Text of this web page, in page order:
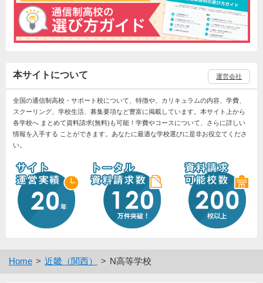
本サイトについて 運営会社
全国の通信制高校・サポート校について、特徴や、カリキュラムの内容、学費、
スクーリング、学校生活、募集要項など豊富に掲載しています。本サイト上から
各学校へ まとめて資料請求(無料)も可能！学費やコースについて、さらに詳しい
情報を入手する ことができます。あなたに最適な学校選びに是非お役立てくださ
い。
Home 近畿（関西） N高等学校